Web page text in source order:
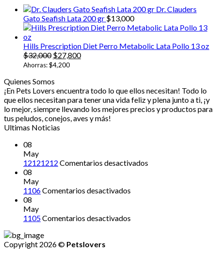
Dr. Clauders
Gato Seafish Lata 200 gr $13,000
Hills Prescription Diet Perro Metabolic Lata Pollo 13 oz
$32,000 El
precio
era:
$32,000.
$27,800El
$27,800.
Ahorras:$4,200
Quienes Somos
¡En Pets Lovers encuentra todo lo que ellos necesitan! Todo lo
que ellos necesitan para tener una vida feliz y plena junto a ti, ¡y
lo mejor, siempre llevando los mejores precios y productos para
tus peludos, conejos, aves y más!
Ultimas Noticias
08
May
12121212 Comentarios desactivados
08
May
1106Comentarios desactivados
08
May
1105Comentarios desactivados
Copyright 2026 © Petslovers